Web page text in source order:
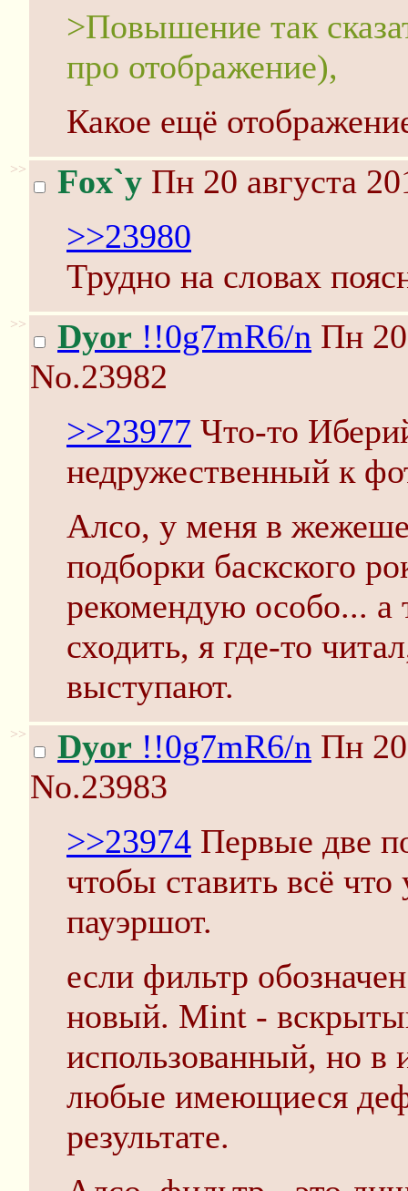
>Повышение так
про отображение),
Какое ещё
>> Fox`y Пн 20 августа
>>23980
Трудно на словах
>> Dyor !!0g7mR6/n Пн
No.23982
>>23977 Что-то
недружественный к
Алсо, у меня в
подборки баскского
рекомендую особо... а
сходить, я где-то
выступают.
>> Dyor !!0g7mR6/n Пн
No.23983
>>23974 Первые две
чтобы ставить всё
пауэршот.
если фильтр
новый. Mint -
использованный, но в
любые имеющиеся
результате.